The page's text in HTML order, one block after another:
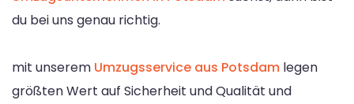
du bei uns genau richtig.
mit unserem Umzugsservice aus Potsdam legen
größten Wert auf Sicherheit und Qualität und